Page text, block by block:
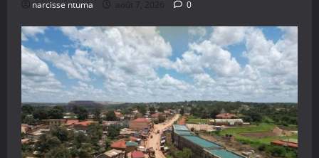
narcisse ntuma août 7, 2026 0